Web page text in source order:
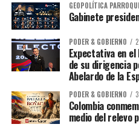
GEOPOLÍTICA
Gabinete
PODER & GOBIERNO
Expectativa en
de su dirigencia
Abelardo de la
PODER & GOBIERNO
Colombia
medio del relevo